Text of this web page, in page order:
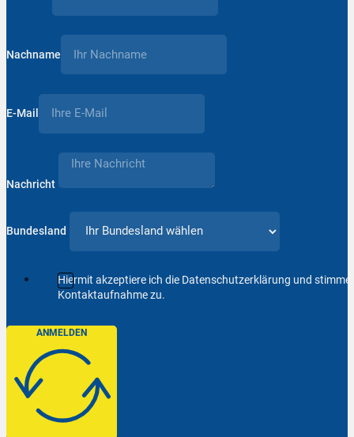
Nachname
E-Mail
Nachricht
Bundesland
Hiermit akzeptiere ich die Datenschutzerklärung und
Kontaktaufnahme zu.
ANMELDEN